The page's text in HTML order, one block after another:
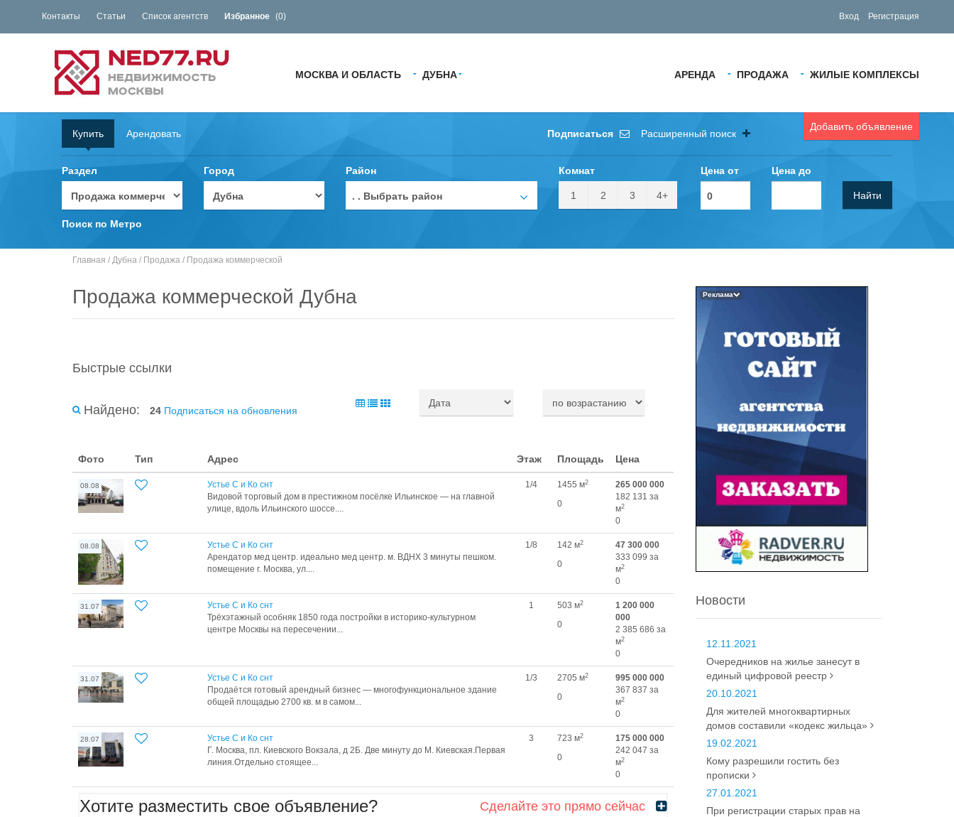
Контакты Статьи Список агентств Избранное (0) Вход Регистрация
АРЕНДА ПРОДАЖА ЖИЛЫЕ КОМПЛЕКСЫ
МОСКВА И ОБЛАСТЬ ДУБНА
Добавить объявление
Купить Арендовать Подписаться Расширенный поиск
Раздел Город Район
. . Выбрать район
Комнат
1 2 3 4+
Цена от Цена до
Найти
Поиск по Метро
Главная / Дубна / Продажа / Продажа коммерческой
Продажа коммерческой Дубна
Быстрые ссылки
Найдено: 24 Подписаться на обновления
Фото Тип Адрес Этаж Площадь Цена
08.08
Устье С и Ко снт
Видовой торговый дом в престижном посёлке Ильинское — на главной
улице, вдоль Ильинского шоссе....
1/4 1455 м2
0
265 000 000
182 131 за
м2
0
08.08
Устье С и Ко снт
Арендатор мед центр. идеально мед центр. м. ВДНХ 3 минуты пешком.
помещение г. Москва, ул....
1/8 142 м2
0
47 300 000
333 099 за
м2
0
31.07
Устье С и Ко снт
Трёхэтажный особняк 1850 года постройки в историко-культурном
центре Москвы на пересечении...
1 503 м2
0
1 200 000
000
2 385 686 за
м2
0
31.07
Устье С и Ко снт
Продаётся готовый арендный бизнес — многофункциональное здание
общей площадью 2700 кв. м в самом...
1/3 2705 м2
0
995 000 000
367 837 за
м2
0
28.07
Устье С и Ко снт
Г. Москва, пл. Киeвcкoгo Boкзала, д 2Б. Две минуту до М. Киевская.Первая
линия.Отдельно стоящее...
3 723 м2
0
175 000 000
242 047 за
м2
0
Хотите разместить свое объявление? Сделайте это прямо сейчас
Реклама
Новости
12.11.2021
Очередников на жилье занесут в
единый цифровой реестр
20.10.2021
Для жителей многоквартирных
домов составили «кодекс жильца»
19.02.2021
Кому разрешили гостить без
прописки
27.01.2021
При регистрации старых прав на